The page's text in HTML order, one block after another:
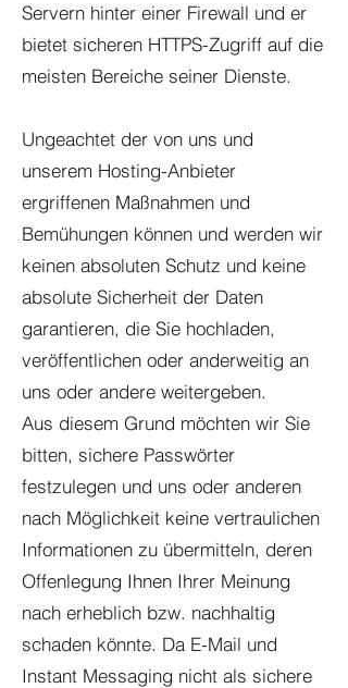
Servern hinter einer Firewall und er
bietet sicheren HTTPS-Zugriff auf die
meisten Bereiche seiner Dienste.
Ungeachtet der von uns und
unserem Hosting-Anbieter
ergriffenen Maßnahmen und
Bemühungen können und werden wir
keinen absoluten Schutz und keine
absolute Sicherheit der Daten
garantieren, die Sie hochladen,
veröffentlichen oder anderweitig an
uns oder andere weitergeben.
Aus diesem Grund möchten wir Sie
bitten, sichere Passwörter
festzulegen und uns oder anderen
nach Möglichkeit keine vertraulichen
Informationen zu übermitteln, deren
Offenlegung Ihnen Ihrer Meinung
nach erheblich bzw. nachhaltig
schaden könnte. Da E-Mail und
Instant Messaging nicht als sichere